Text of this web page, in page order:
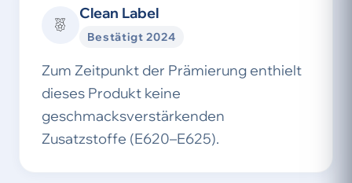
Clean Label
Bestätigt 2024
Zum Zeitpunkt der Prämierung enthielt
dieses Produkt keine
geschmacksverstärkenden
Zusatzstoffe (E620–E625).